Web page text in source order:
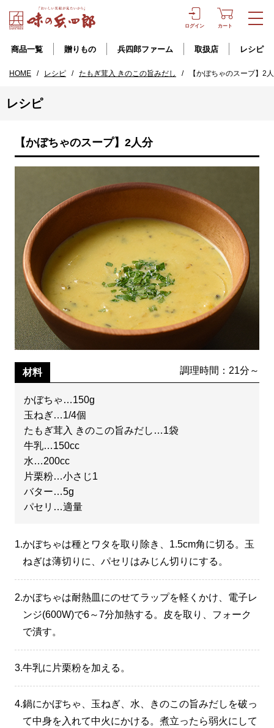
ログイン カート
商品一覧 贈りもの 兵四郎ファーム 取扱店 レシピ
HOME / レシピ / たもぎ茸入 きのこの旨みだし / 【かぼちゃのスープ】2
レシピ
【かぼちゃのスープ】2人分
材料 調理時間：21分～
かぼちゃ…150g
玉ねぎ…1/4個
たもぎ茸入 きのこの旨みだし…1袋
牛乳…150cc
水…200cc
片栗粉…小さじ1
バター…5g
パセリ…適量
1.かぼちゃは種とワタを取り除き、1.5cm角に切る。玉
ねぎは薄切りに、パセリはみじん切りにする。
2.かぼちゃは耐熱皿にのせてラップを軽くかけ、電子レ
ンジ(600W)で6～7分加熱する。皮を取り、フォーク
で潰す。
3.牛乳に片栗粉を加える。
4.鍋にかぼちゃ、玉ねぎ、水、きのこの旨みだしを破っ
て中身を入れて中火にかける。煮立ったら弱火にして